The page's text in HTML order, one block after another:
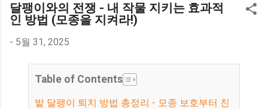
달팽이와의 전쟁 - 내 작물 지키는 효과적
인 방법 (모종을 지켜라!)
- 5월 31, 2025
Table of Contents
밭 달팽이 퇴치 방법 총정리 - 모종 보호부터 친